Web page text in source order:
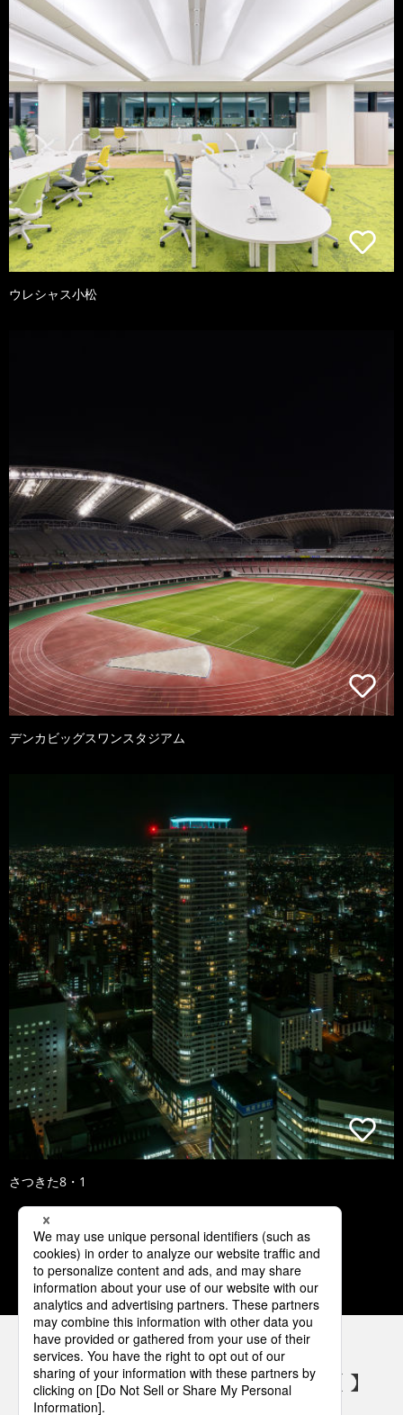
ウレシャス小松
デンカビッグスワンスタジアム
さつきた8・1
1 2 3 4 5
パナソニックの電気設備 SNSアカウント